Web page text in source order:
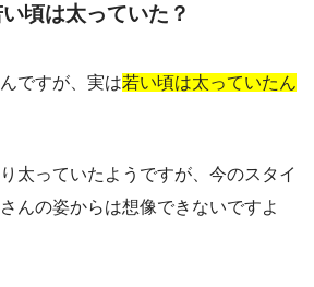
頃は太っていた？
ですが、実は若い頃は太っていたん
太っていたようですが、今のスタイ
んの姿からは想像できないですよ